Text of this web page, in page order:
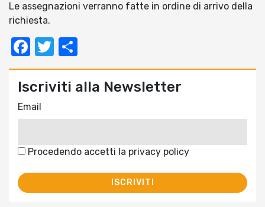
Le assegnazioni verranno fatte in ordine di arrivo della
richiesta.
Facebook
Twitter
Iscriviti alla Newsletter
Email
Procedendo accetti la privacy policy